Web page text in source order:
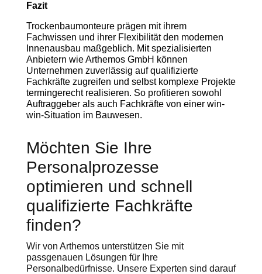
Fazit
Trockenbaumonteure prägen mit ihrem
Fachwissen und ihrer Flexibilität den modernen
Innenausbau maßgeblich. Mit spezialisierten
Anbietern wie Arthemos GmbH können
Unternehmen zuverlässig auf qualifizierte
Fachkräfte zugreifen und selbst komplexe Projekte
termingerecht realisieren. So profitieren sowohl
Auftraggeber als auch Fachkräfte von einer win-
win-Situation im Bauwesen.
Möchten Sie Ihre
Personalprozesse
optimieren und schnell
qualifizierte Fachkräfte
finden?
Wir von Arthemos unterstützen Sie mit
passgenauen Lösungen für Ihre
Personalbedürfnisse. Unsere Experten sind darauf